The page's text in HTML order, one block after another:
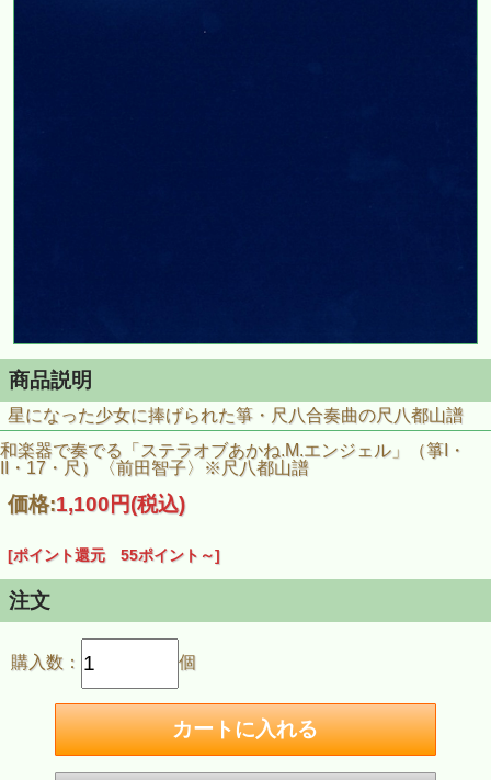
商品説明
星になった少女に捧げられた箏・尺八合奏曲の尺八都山譜
和楽器で奏でる「ステラオブあかね.M.エンジェル」（箏I・
II・17・尺）〈前田智子〉※尺八都山譜
価格:1,100円(税込)
[ポイント還元 55ポイント～]
注文
購入数： 個